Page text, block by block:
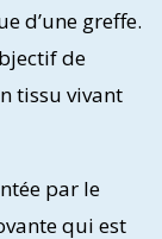
d’une greffe.
de
tissu vivant
par le
qui est